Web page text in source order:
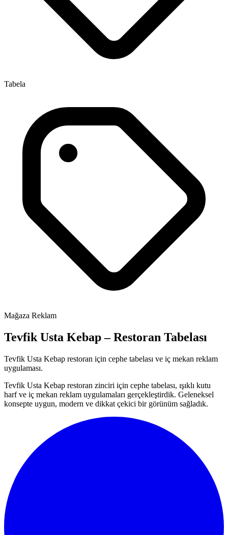
Tabela
Mağaza Reklam
Tevfik Usta Kebap – Restoran Tabelası
Tevfik Usta Kebap restoran için cephe tabelası ve iç mekan reklam
uygulaması.
Tevfik Usta Kebap restoran zinciri için cephe tabelası, ışıklı kutu
harf ve iç mekan reklam uygulamaları gerçekleştirdik. Geleneksel
konsepte uygun, modern ve dikkat çekici bir görünüm sağladık.